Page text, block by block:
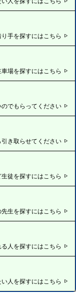
手を探すにはこちら
車場を探すにはこちら
でもらってください
き取らせてください
徒を探すにはこちら
生を探すにはこちら
人を探すにはこちら
人を探すにはこちら